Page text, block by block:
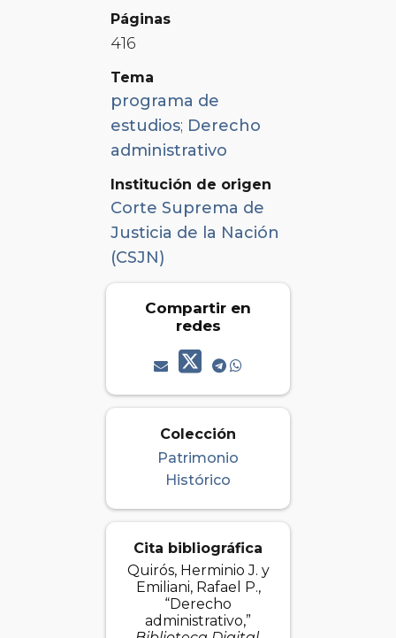
Páginas
416
Tema
programa de
estudios; Derecho
administrativo
Institución de origen
Corte Suprema de
Justicia de la Nación
(CSJN)
Compartir en
redes
Colección
Patrimonio
Histórico
Cita bibliográfica
Quirós, Herminio J. y
Emiliani, Rafael P.,
“Derecho
administrativo,”